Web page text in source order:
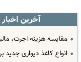
آخرین اخبار
مقایسه هزینه اجرت،
انواع کاغذ دیواری جدید